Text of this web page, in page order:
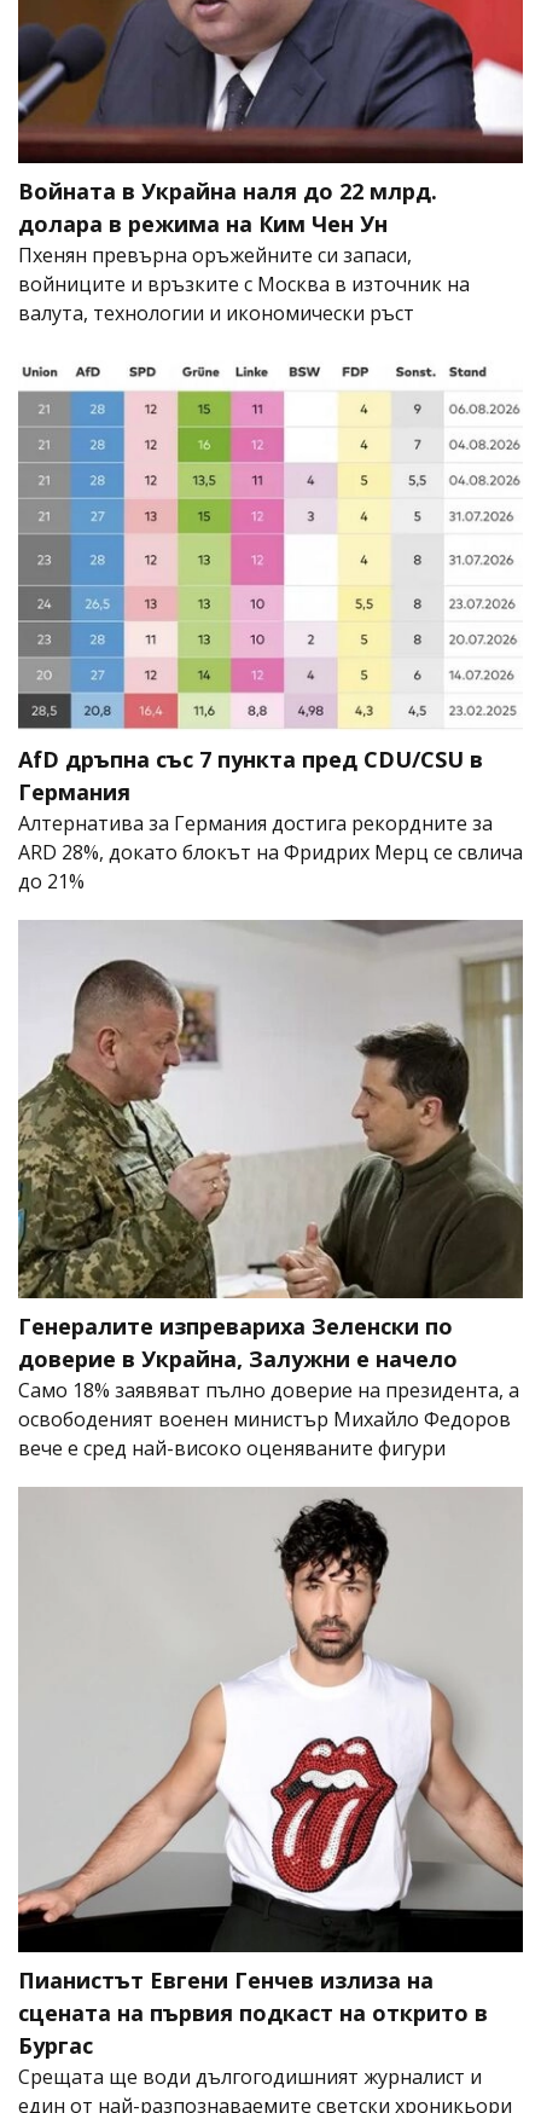
Войната в Украйна наля до 22 млрд.
долара в режима на Ким Чен Ун
Пхенян превърна оръжейните си запаси,
войниците и връзките с Москва в източник на
валута, технологии и икономически ръст
AfD дръпна със 7 пункта пред CDU/CSU в
Германия
Алтернатива за Германия достига рекордните за
ARD 28%, докато блокът на Фридрих Мерц се свлича
до 21%
Генералите изпревариха Зеленски по
доверие в Украйна, Залужни е начело
Само 18% заявяват пълно доверие на президента, а
освободеният военен министър Михайло Федоров
вече е сред най-високо оценяваните фигури
Пианистът Евгени Генчев излиза на
сцената на първия подкаст на открито в
Бургас
Срещата ще води дългогодишният журналист и
един от най-разпознаваемите светски хроникьори